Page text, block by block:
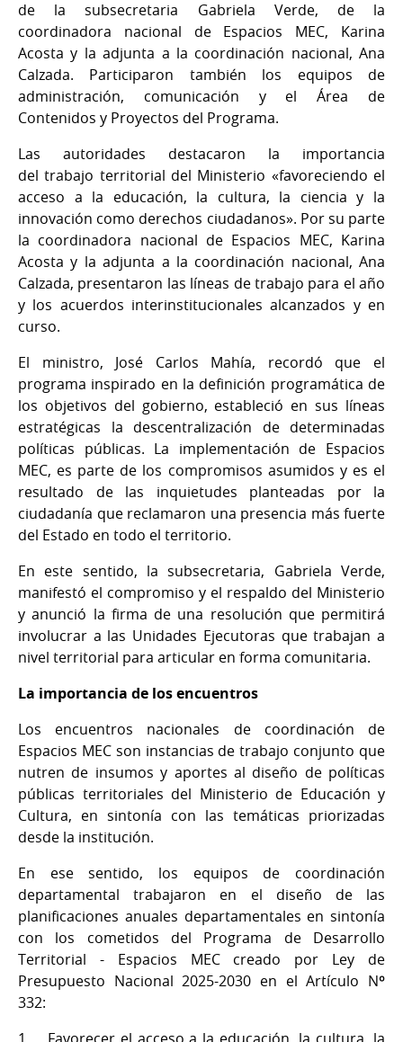
de la subsecretaria Gabriela Verde, de la
coordinadora nacional de Espacios MEC, Karina
Acosta y la adjunta a la coordinación nacional, Ana
Calzada. Participaron también los equipos de
administración, comunicación y el Área de
Contenidos y Proyectos del Programa.
Las autoridades destacaron la importancia
del trabajo territorial del Ministerio «favoreciendo el
acceso a la educación, la cultura, la ciencia y la
innovación como derechos ciudadanos». Por su parte
la coordinadora nacional de Espacios MEC, Karina
Acosta y la adjunta a la coordinación nacional, Ana
Calzada, presentaron las líneas de trabajo para el año
y los acuerdos interinstitucionales alcanzados y en
curso.
El ministro, José Carlos Mahía, recordó que el
programa inspirado en la definición programática de
los objetivos del gobierno, estableció en sus líneas
estratégicas la descentralización de determinadas
políticas públicas. La implementación de Espacios
MEC, es parte de los compromisos asumidos y es el
resultado de las inquietudes planteadas por la
ciudadanía que reclamaron una presencia más fuerte
del Estado en todo el territorio.
En este sentido, la subsecretaria, Gabriela Verde,
manifestó el compromiso y el respaldo del Ministerio
y anunció la firma de una resolución que permitirá
involucrar a las Unidades Ejecutoras que trabajan a
nivel territorial para articular en forma comunitaria.
La importancia de los encuentros
Los encuentros nacionales de coordinación de
Espacios MEC son instancias de trabajo conjunto que
nutren de insumos y aportes al diseño de políticas
públicas territoriales del Ministerio de Educación y
Cultura, en sintonía con las temáticas priorizadas
desde la institución.
En ese sentido, los equipos de coordinación
departamental trabajaron en el diseño de las
planificaciones anuales departamentales en sintonía
con los cometidos del Programa de Desarrollo
Territorial - Espacios MEC creado por Ley de
Presupuesto Nacional 2025-2030 en el Artículo Nº
332:
1 Favorecer el acceso a la educación, la cultura, la